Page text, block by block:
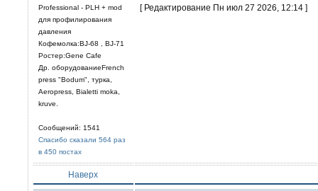
Professional - PLH + mod
для профилирования
давления
Кофемолка:BJ-68 , BJ-71
Ростер:Gene Cafe
Др. оборудованиеFrench
press "Bodum", турка,
Aeropress, Bialetti moka,
kruve.
Сообщений: 1541
Спасибо сказали 564 раз
в 450 постах
[ Редактирование Пн июл 27 2026, 12:14 ]
Наверх